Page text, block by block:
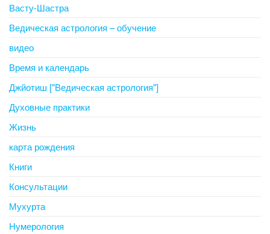
Васту-Шастра
Ведическая астрология – обучение
видео
Время и календарь
Джйотиш ["Ведическая астрология"]
Духовные практики
Жизнь
карта рождения
Книги
Консультации
Мухурта
Нумерология